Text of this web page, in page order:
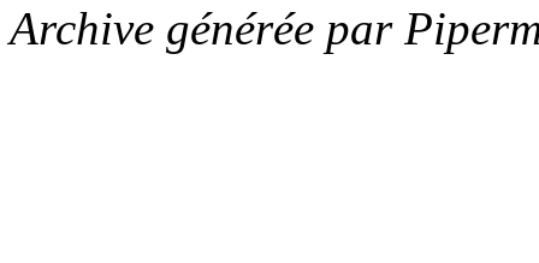
Archive générée par